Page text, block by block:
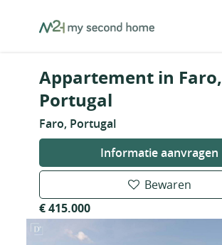
MySecondHome
Appartement in Faro,
Portugal
Faro, Portugal
Informatie aanvragen
Bewaren
€ 415.000